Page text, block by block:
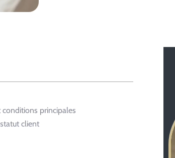
conditions principales
client